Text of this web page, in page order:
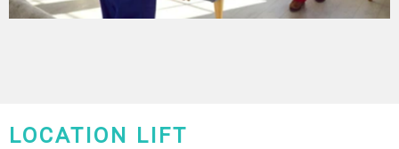
LOCATION LIFT